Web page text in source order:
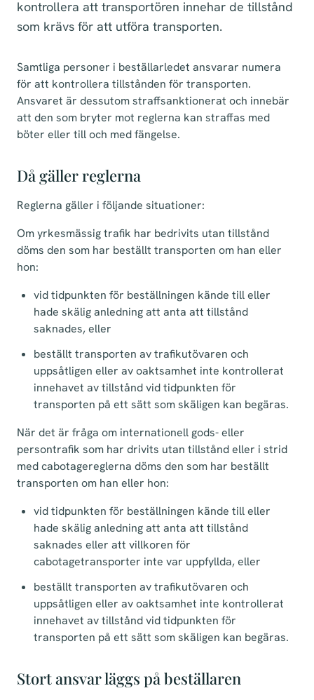
kontrollera att transportören innehar de tillstånd
som krävs för att utföra transporten.
Samtliga personer i beställarledet ansvarar numera
för att kontrollera tillstånden för transporten.
Ansvaret är dessutom straffsanktionerat och innebär
att den som bryter mot reglerna kan straffas med
böter eller till och med fängelse.
Då gäller reglerna
Reglerna gäller i följande situationer:
Om yrkesmässig trafik har bedrivits utan tillstånd
döms den som har beställt transporten om han eller
hon:
vid tidpunkten för beställningen kände till eller
hade skälig anledning att anta att tillstånd
saknades, eller
beställt transporten av trafikutövaren och
uppsåtligen eller av oaktsamhet inte kontrollerat
innehavet av tillstånd vid tidpunkten för
transporten på ett sätt som skäligen kan begäras.
När det är fråga om internationell gods- eller
persontrafik som har drivits utan tillstånd eller i strid
med cabotagereglerna döms den som har beställt
transporten om han eller hon:
vid tidpunkten för beställningen kände till eller
hade skälig anledning att anta att tillstånd
saknades eller att villkoren för
cabotagetransporter inte var uppfyllda, eller
beställt transporten av trafikutövaren och
uppsåtligen eller av oaktsamhet inte kontrollerat
innehavet av tillstånd vid tidpunkten för
transporten på ett sätt som skäligen kan begäras.
Stort ansvar läggs på beställaren